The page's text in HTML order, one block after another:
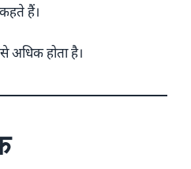
हैं।
अधिक होता है।